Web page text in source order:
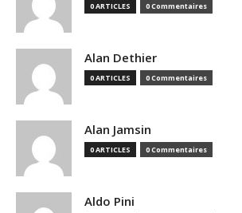
0 ARTICLES 0 Commentaires
Alan Dethier
0 ARTICLES 0 Commentaires
Alan Jamsin
0 ARTICLES 0 Commentaires
Aldo Pini